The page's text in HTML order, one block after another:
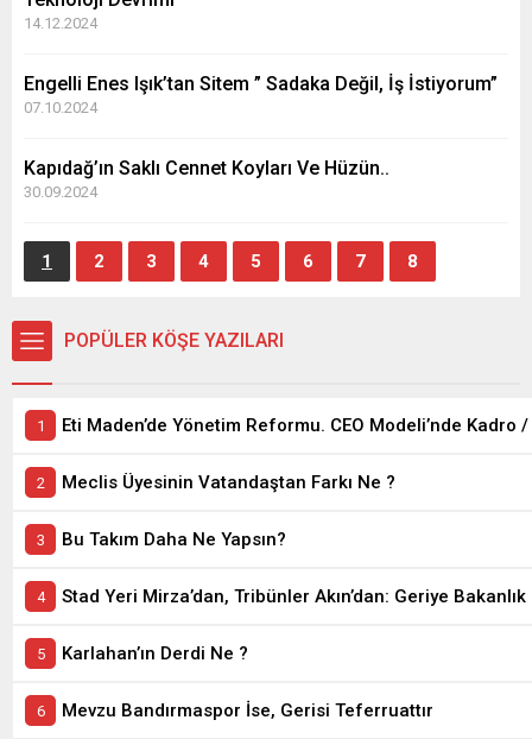
14.12.2024
Engelli Enes Işık’tan Sitem ” Sadaka Değil, İş İstiyorum”
07.10.2024
Kapıdağ’ın Saklı Cennet Koyları Ve Hüzün..
30.09.2024
1 2 3 4 5 6 7 8
POPÜLER KÖŞE YAZILARI
Meclis Üyesinin Vatandaştan Farkı Ne ?
Bu Takım Daha Ne Yapsın?
Stad Yeri Mirza’dan, Tribünler Akın’dan: Geriye Bakanlık
Karlahan’ın Derdi Ne ?
Mevzu Bandırmaspor İse, Gerisi Teferruattır